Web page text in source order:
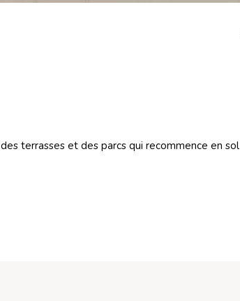
terrasses et des parcs qui recommence en sol